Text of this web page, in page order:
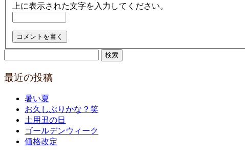
上に表示された文字を入力してください。
最近の投稿
暑い夏
お久しぶりかな？笑
土用丑の日
ゴールデンウィーク
価格改定